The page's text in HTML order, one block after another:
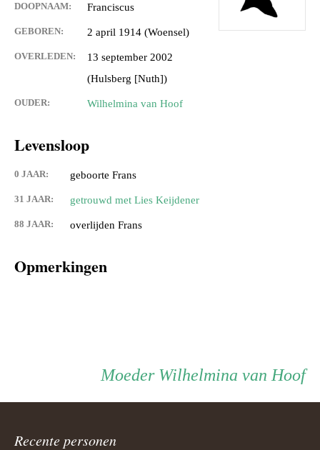
DOOPNAAM: Franciscus
GEBOREN: 2 april 1914 (Woensel)
OVERLEDEN:
13 september 2002
(Hulsberg [Nuth])
OUDER: Wilhelmina van Hoof
Levensloop
0 JAAR: geboorte Frans
31 JAAR: getrouwd met Lies Keijdener
88 JAAR: overlijden Frans
Opmerkingen
Persoon
ouder
Moeder Moeder
Wilhelmina van Hoof
Recente personen